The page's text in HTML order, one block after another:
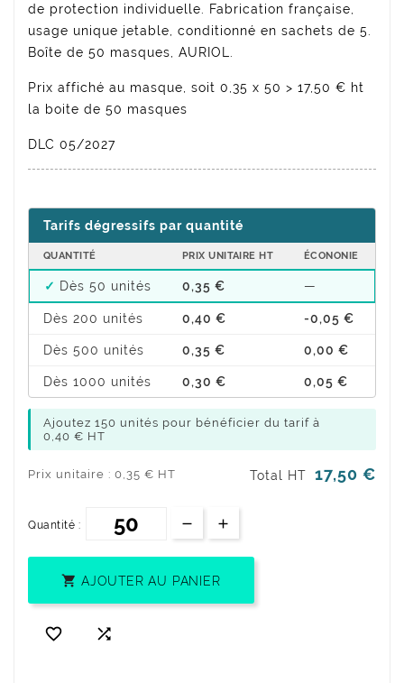
de protection individuelle. Fabrication française,
usage unique jetable, conditionné en sachets de 5.
Boîte de 50 masques, AURIOL.
Prix affiché au masque, soit 0,35 x 50 > 17,50 € ht
la boite de 50 masques
DLC 05/2027
Tarifs dégressifs par quantité
QUANTITÉ PRIX UNITAIRE HT ÉCONONIE
Dès 50 unités 0,35 € —
Dès 200 unités 0,40 € -0,05 €
Dès 500 unités 0,35 € 0,00 €
Dès 1000 unités 0,30 € 0,05 €
Ajoutez 150 unités pour bénéficier du tarif à
0,40 € HT
Prix unitaire : 0,35 € HT Total HT 17,50 €
Quantité :
 AJOUTER AU PANIER
 